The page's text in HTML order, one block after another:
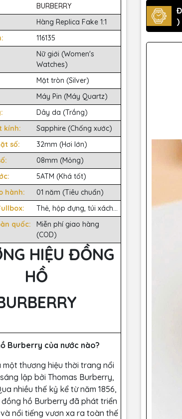
BURBERRY
Hàng Replica Fake 1:1
116135
Nữ giới (Women's
Watches)
Mặt tròn (Silver)
Máy Pin (Máy Quartz)
Dây da (Trắng)
kính:
Sapphire (Chống xước)
số:
32mm (Hơi lớn)
08mm (Mỏng)
5ATM (Khá tốt)
hành:
01 năm (Tiêu chuẩn)
Thẻ, hộp đựng, túi xách...
quốc:
Miễn phí giao hàng
(COD)
HIỆU ĐỒNG
HỒ
Burberry của nước nào?
một thương hiệu thời trang nổi
lập bởi Thomas Burberry,
nhiều thế kỷ kể từ năm 1856,
hồ Burberry đã phát triển
nổi tiếng vươn xa ra toàn thế
)